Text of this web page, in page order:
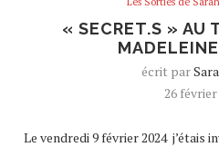
« SECRET.S » AU
écrit par
26 février
Le vendredi 9 février 2024 j’étais